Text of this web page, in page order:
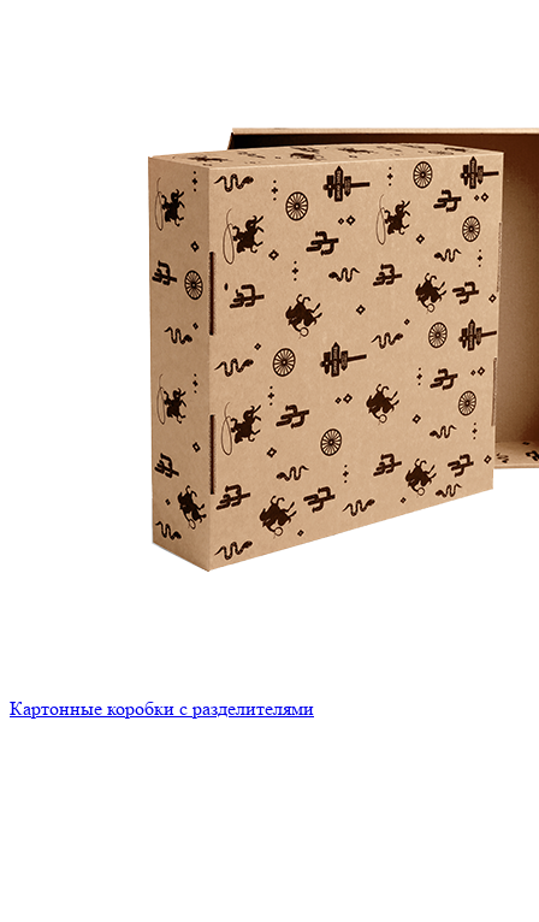
Картонные коробки с разделителями